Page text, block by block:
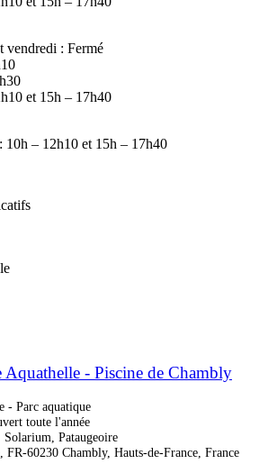
vendredi : Fermé
et 15h – 17h40
10h – 12h10 et 15h – 17h40
Aquathelle - Piscine de Chambly
- Parc aquatique
toute l'année
Solarium, Pataugeoire
FR-60230 Chambly, Hauts-de-France, France